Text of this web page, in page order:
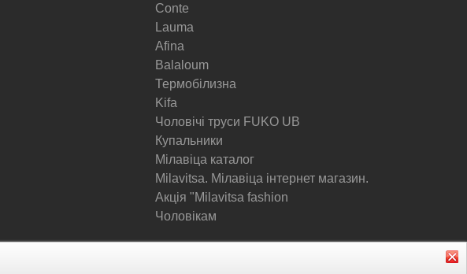
Conte
Lauma
Afina
Balaloum
Термобілизна
Kifa
Чоловічі труси FUKO UB
Купальники
Мілавіца каталог
Milavitsa. Мілавіца інтернет магазин.
Акція "Milavitsa fashion
Чоловікам